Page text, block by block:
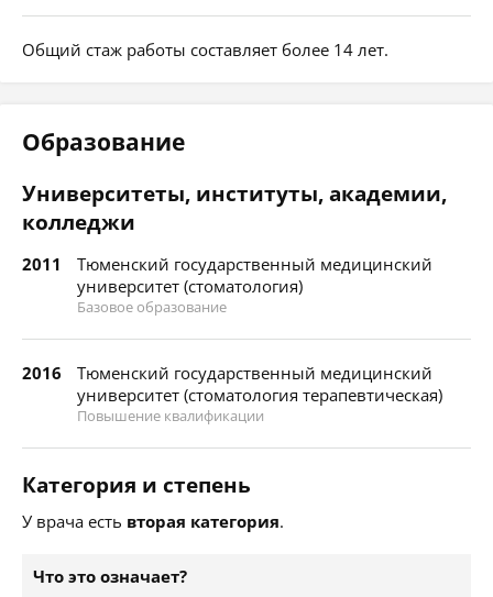
Общий стаж работы составляет более 14 лет.
Образование
Университеты, институты, академии,
колледжи
2011
Тюменский государственный медицинский
университет (стоматология)
Базовое образование
2016
Тюменский государственный медицинский
университет (стоматология терапевтическая)
Повышение квалификации
Категория и степень
У врача есть вторая категория.
Что это означает?